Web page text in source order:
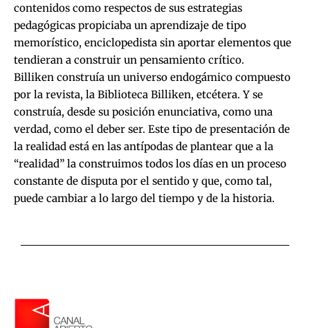
contenidos como respectos de sus estrategias
pedagógicas propiciaba un aprendizaje de tipo
memorístico, enciclopedista sin aportar elementos que
tendieran a construir un pensamiento crítico.
Billiken construía un universo endogámico compuesto
por la revista, la Biblioteca Billiken, etcétera. Y se
construía, desde su posición enunciativa, como una
verdad, como el deber ser. Este tipo de presentación de
la realidad está en las antípodas de plantear que a la
“realidad” la construimos todos los días en un proceso
constante de disputa por el sentido y que, como tal,
puede cambiar a lo largo del tiempo y de la historia.